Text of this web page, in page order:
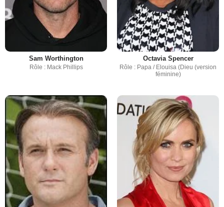
Sam Worthington
Rôle : Mack Phillips
Octavia Spencer
Rôle : Papa / Elouisa (Dieu (version
féminine)